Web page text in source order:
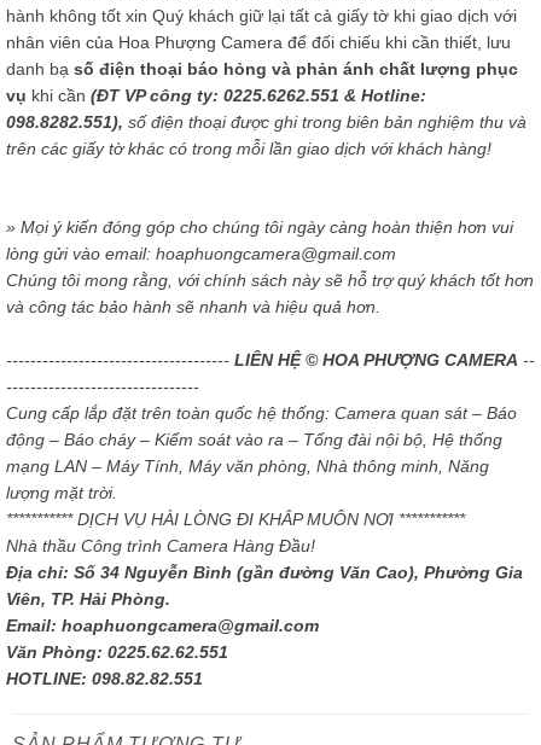
hành không tốt xin Quý khách giữ lại tất cả giấy tờ khi giao dịch với
nhân viên của Hoa Phượng Camera để đối chiếu khi cần thiết, lưu
danh bạ số điện thoại báo hỏng và phản ánh chất lượng phục
vụ khi cần (ĐT VP công ty: 0225.6262.551 & Hotline:
098.8282.551), số điện thoại được ghi trong biên bản nghiệm thu và
trên các giấy tờ khác có trong mỗi lần giao dịch với khách hàng!
» Mọi ý kiến đóng góp cho chúng tôi ngày càng hoàn thiện hơn vui
lòng gửi vào email: hoaphuongcamera@gmail.com
Chúng tôi mong rằng, với chính sách này sẽ hỗ trợ quý khách tốt hơn
và công tác bảo hành sẽ nhanh và hiệu quả hơn.
------------------------------------- LIÊN HỆ © HOA PHƯỢNG CAMERA --
--------------------------------
Cung cấp lắp đặt trên toàn quốc hệ thống: Camera quan sát – Báo
động – Báo cháy – Kiểm soát vào ra – Tổng đài nội bộ, Hệ thống
mạng LAN – Máy Tính, Máy văn phòng, Nhà thông minh, Năng
lượng mặt trời.
*********** DỊCH VỤ HÀI LÒNG ĐI KHẮP MUÔN NƠI ***********
Nhà thầu Công trình Camera Hàng Đầu!
Địa chỉ: Số 34 Nguyễn Bình (gần đường Văn Cao), Phường Gia
Viên, TP. Hải Phòng.
Email: hoaphuongcamera@gmail.com
Văn Phòng: 0225.62.62.551
HOTLINE: 098.82.82.551